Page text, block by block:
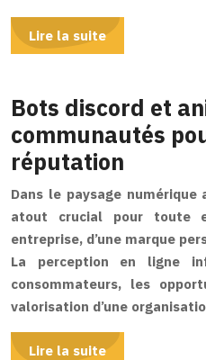
Lire la suite
Bots discord et
communautés
réputation
Dans le paysage
atout crucial pour toute
entreprise, d’une marque
La perception en ligne
consommateurs, les
valorisation d’une
Lire la suite